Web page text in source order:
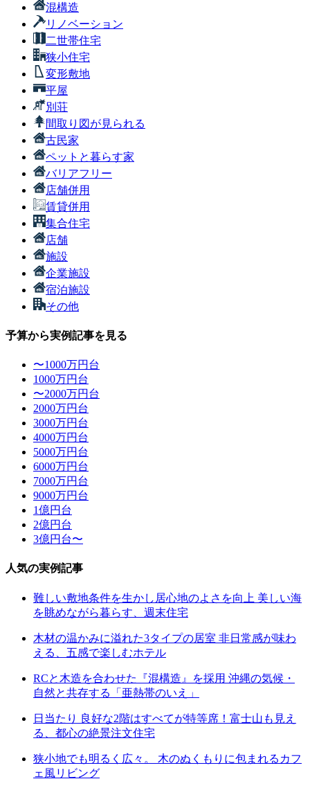
混構造
リノベーション
二世帯住宅
狭小住宅
変形敷地
平屋
別荘
間取り図が見られる
古民家
ペットと暮らす家
バリアフリー
店舗併用
賃貸併用
集合住宅
店舗
施設
企業施設
宿泊施設
その他
予算から実例記事を見る
〜1000万円台
1000万円台
〜2000万円台
2000万円台
3000万円台
4000万円台
5000万円台
6000万円台
7000万円台
9000万円台
1億円台
2億円台
3億円台〜
人気の実例記事
難しい敷地条件を生かし居心地のよさを向上 美しい海
を眺めながら暮らす、週末住宅
木材の温かみに溢れた3タイプの居室 非日常感が味わ
える、五感で楽しむホテル
RCと木造を合わせた『混構造』を採用 沖縄の気候・
自然と共存する「亜熱帯のいえ」
日当たり 良好な2階はすべてが特等席！富士山も見え
る、都心の絶景注文住宅
狭小地でも明るく広々。 木のぬくもりに包まれるカフ
ェ風リビング